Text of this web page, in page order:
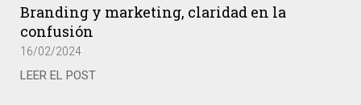
Branding y marketing, claridad en la
confusión
16/02/2024
LEER EL POST